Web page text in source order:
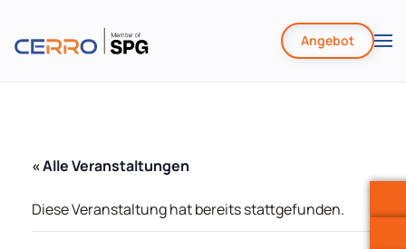
Zum
Angebot
« Alle Veranstaltungen
Diese Veranstaltung hat bereits stattgefunden.